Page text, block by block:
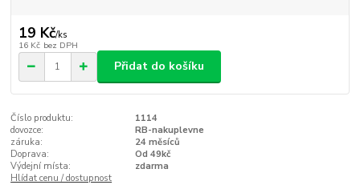
19 Kč/ks
16 Kč bez DPH
Přidat do košíku
Číslo produktu:
1114
dovozce:
RB-nakuplevne
záruka:
24 měsíců
Doprava:
Od 49kč
Výdejní místa:
zdarma
Hlídat cenu / dostupnost